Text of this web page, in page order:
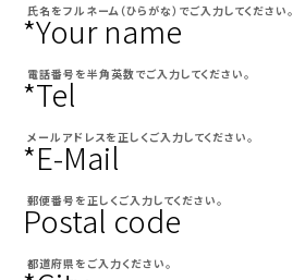
氏名をフルネーム（ひらがな）でご入力してください。
*Your name
電話番号を半角英数でご入力してください。
*Tel
メールアドレスを正しくご入力してください。
*E-Mail
郵便番号を正しくご入力してください。
Postal code
都道府県をご入力ください。